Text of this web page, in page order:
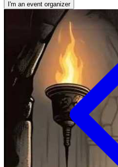
I'm an event organizer